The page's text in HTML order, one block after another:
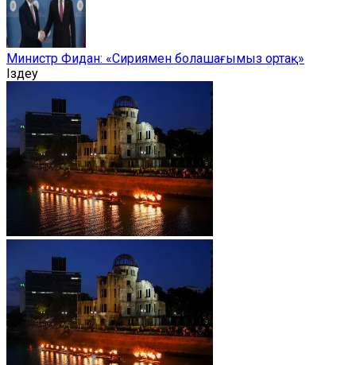
Министр Фидан: «Сириямен болашағымыз ортақ»
Іздеу